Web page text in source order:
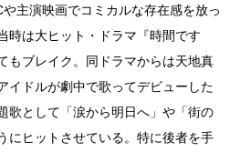
主演映画でコミカルな存在感を放っ
時は大ヒット・ドラマ『時間です
もブレイク。同ドラマからは天地真
イドルが劇中で歌ってデビューした
歌として「涙から明日へ」や「街の
にヒットさせている。特に後者を手